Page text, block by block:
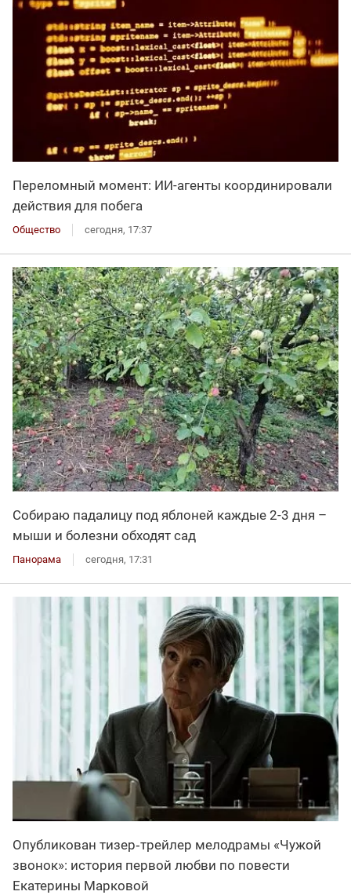
Переломный момент: ИИ-агенты координировали
действия для побега
Общество сегодня, 17:37
Собираю падалицу под яблоней каждые 2-3 дня –
мыши и болезни обходят сад
Панорама сегодня, 17:31
Опубликован тизер‑трейлер мелодрамы «Чужой
звонок»: история первой любви по повести
Екатерины Марковой